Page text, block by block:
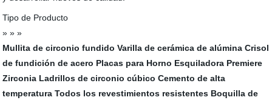
Tipo de Producto
» » »
Mullita de circonio fundido Varilla de cerámica de alúmina Crisol
de fundición de acero Placas para Horno Esquiladora Premiere
Zirconia Ladrillos de circonio cúbico Cemento de alta
temperatura Todos los revestimientos resistentes Boquilla de